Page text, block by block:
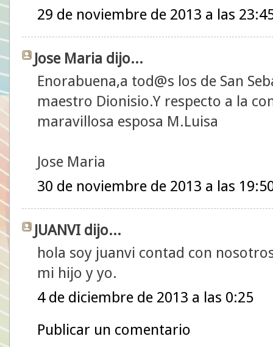
29 de noviembre de 2013 a las
Jose Maria dijo...
Enorabuena,a tod@s los de San
maestro Dionisio.Y respecto a la
maravillosa esposa M.Luisa
Jose Maria
30 de noviembre de 2013 a las
JUANVI dijo...
hola soy juanvi contad con
mi hijo y yo.
4 de diciembre de 2013 a las 0:25
Publicar un comentario